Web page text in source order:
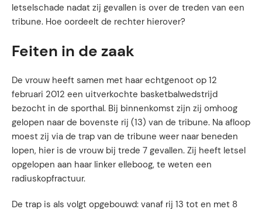
letselschade nadat zij gevallen is over de treden van een
tribune. Hoe oordeelt de rechter hierover?
Feiten in de zaak
De vrouw heeft samen met haar echtgenoot op 12
februari 2012 een uitverkochte basketbalwedstrijd
bezocht in de sporthal. Bij binnenkomst zijn zij omhoog
gelopen naar de bovenste rij (13) van de tribune. Na afloop
moest zij via de trap van de tribune weer naar beneden
lopen, hier is de vrouw bij trede 7 gevallen. Zij heeft letsel
opgelopen aan haar linker elleboog, te weten een
radiuskopfractuur.
De trap is als volgt opgebouwd: vanaf rij 13 tot en met 8